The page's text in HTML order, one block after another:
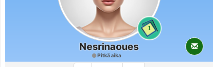
1
Nesrinaoues
Pitkä aika